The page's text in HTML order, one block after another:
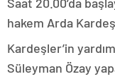
hakem Arda
Kardeşler’in
Süleyman Özay